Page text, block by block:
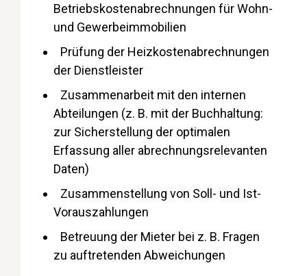
Betriebskostenabrechnungen für Wohn-
und Gewerbeimmobilien
Prüfung der Heizkostenabrechnungen
der Dienstleister
Zusammenarbeit mit den internen
Abteilungen (z. B. mit der Buchhaltung:
zur Sicherstellung der optimalen
Erfassung aller abrechnungsrelevanten
Daten)
Zusammenstellung von Soll- und Ist-
Vorauszahlungen
Betreuung der Mieter bei z. B. Fragen
zu auftretenden Abweichungen